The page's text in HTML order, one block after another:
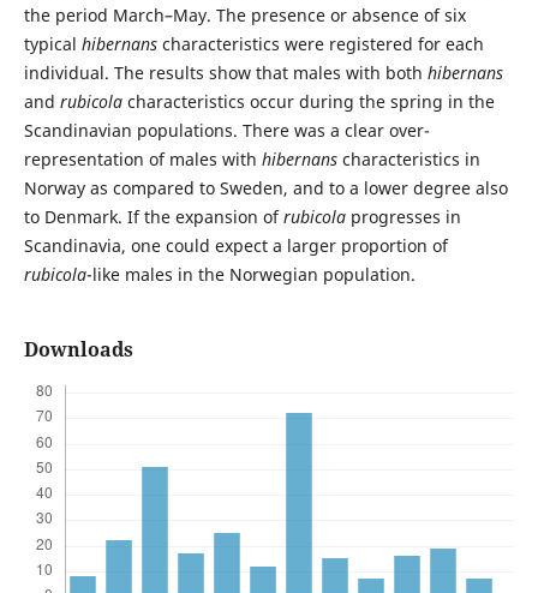
the period March–May. The presence or absence of six
typical hibernanscharacteristics were registered for each
individual. The results show that males with both hibernans
and rubicolacharacteristics occur during the spring in the
Scandinavian populations. There was a clear over-
representation of males with hibernanscharacteristics in
Norway as compared to Sweden, and to a lower degree also
to Denmark. If the expansion ofrubicolaprogresses in
Scandinavia, one could expect a larger proportion of
rubicola-like males in the Norwegian population.
Downloads